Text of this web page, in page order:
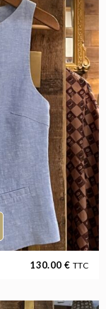
130.00 € TTC